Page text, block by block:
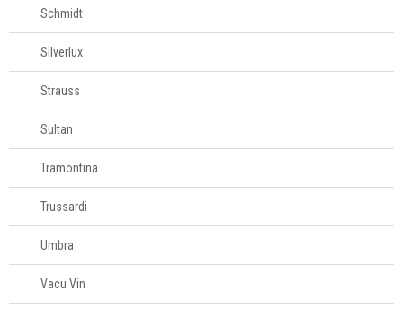
Schmidt
Silverlux
Strauss
Sultan
Tramontina
Trussardi
Umbra
Vacu Vin